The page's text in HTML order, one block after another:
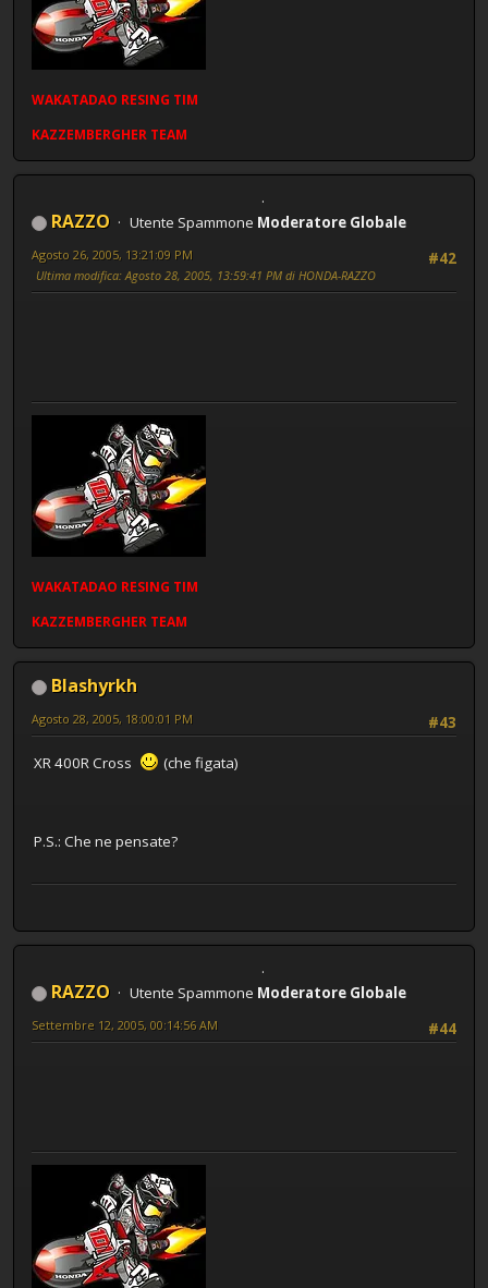
WAKATADAO RESING TIM
KAZZEMBERGHER TEAM
RAZZO Utente Spammone Moderatore Globale
#42
Agosto 26, 2005, 13:21:09 PM
Ultima modifica: Agosto 28, 2005, 13:59:41 PM di HONDA-RAZZO
WAKATADAO RESING TIM
KAZZEMBERGHER TEAM
Blashyrkh
#43
Agosto 28, 2005, 18:00:01 PM
XR 400R Cross (che figata)
P.S.: Che ne pensate?
RAZZO Utente Spammone Moderatore Globale
#44
Settembre 12, 2005, 00:14:56 AM